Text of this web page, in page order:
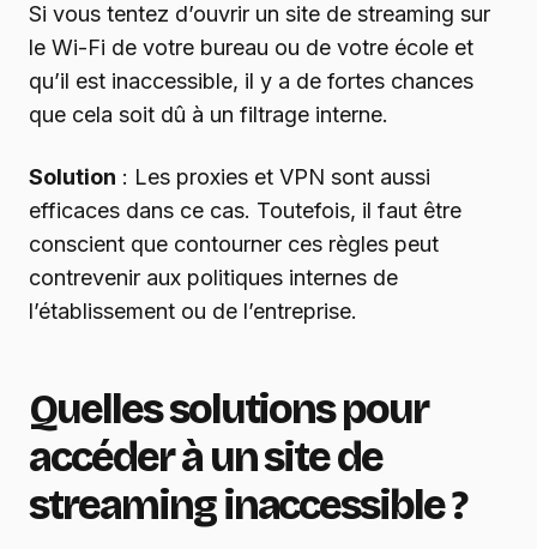
Si vous tentez d’ouvrir un site de streaming sur
le Wi-Fi de votre bureau ou de votre école et
qu’il est inaccessible, il y a de fortes chances
que cela soit dû à un filtrage interne.
Solution : Les proxies et VPN sont aussi
efficaces dans ce cas. Toutefois, il faut être
conscient que contourner ces règles peut
contrevenir aux politiques internes de
l’établissement ou de l’entreprise.
Quelles solutions pour
accéder à un site de
streaming inaccessible ?